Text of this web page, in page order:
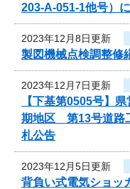
203-A-051-1他号）
2023年12月8日更新
製図機械点検調整修
2023年12月7日更新
【下基第0505号】
期地区 第13号道路
札公告
2023年12月5日更新
背負い式電気ショッ